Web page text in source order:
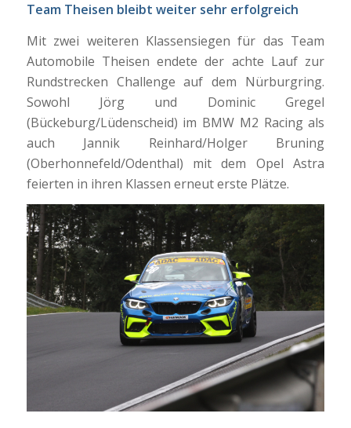
Team Theisen bleibt weiter sehr erfolgreich
Mit zwei weiteren Klassensiegen für das Team
Automobile Theisen endete der achte Lauf zur
Rundstrecken Challenge auf dem Nürburgring.
Sowohl Jörg und Dominic Gregel
(Bückeburg/Lüdenscheid) im BMW M2 Racing als
auch Jannik Reinhard/Holger Bruning
(Oberhonnefeld/Odenthal) mit dem Opel Astra
feierten in ihren Klassen erneut erste Plätze.